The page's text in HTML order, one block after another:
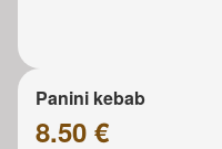
Panini kebab
8.50 €